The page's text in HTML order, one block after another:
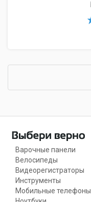
Варочные панели
Велосипеды
Видеорегистраторы
Инструменты
Мобильные телефоны